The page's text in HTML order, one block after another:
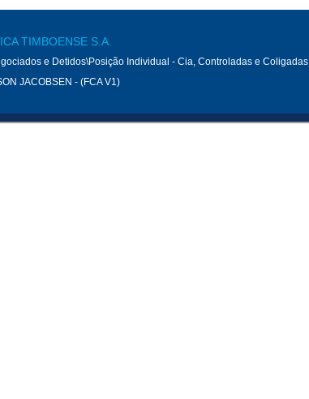
TIMBOENSE S.A.
e Detidos\Posição Individual - Cia, Controladas e Coligadas
JACOBSEN - (FCA V1)